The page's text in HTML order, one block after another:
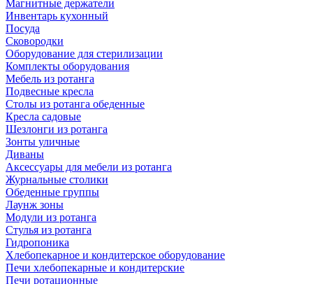
Магнитные держатели
Инвентарь кухонный
Посуда
Сковородки
Оборудование для стерилизации
Комплекты оборудования
Мебель из ротанга
Подвесные кресла
Столы из ротанга обеденные
Кресла садовые
Шезлонги из ротанга
Зонты уличные
Диваны
Аксессуары для мебели из ротанга
Журнальные столики
Обеденные группы
Лаунж зоны
Модули из ротанга
Стулья из ротанга
Гидропоника
Хлебопекарное и кондитерское оборудование
Печи хлебопекарные и кондитерские
Печи ротационные